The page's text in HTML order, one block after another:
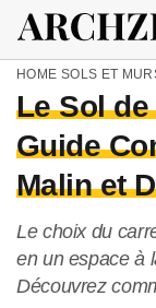
HOME SOLS ET
Le Sol
Guide
Malin et
Le choix du
en un espace à
Découvrez